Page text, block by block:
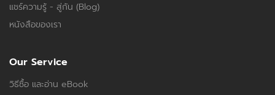
แชร์ความรู้ - สู่กัน (Blog)
หนังสือของเรา
Our Service
วิธีซื้อ และอ่าน eBook